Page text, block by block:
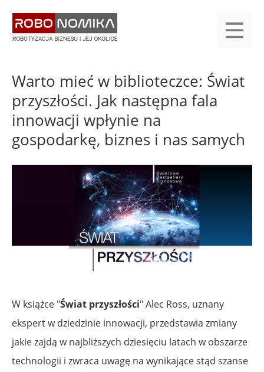
treści
yasne
main
menu
Warto mieć w biblioteczce: Świat
przyszłości. Jak następna fala
innowacji wpłynie na
gospodarkę, biznes i nas samych
W książce "Świat przyszłości" Alec Ross, uznany
ekspert w dziedzinie innowacji, przedstawia zmiany
jakie zajdą w najbliższych dziesięciu latach w obszarze
technologii i zwraca uwagę na wynikające stąd szanse